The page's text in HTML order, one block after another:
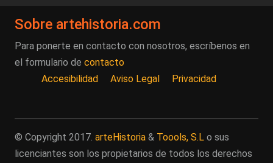
Sobre artehistoria.com
Para ponerte en contacto con nosotros, escríbenos en
el formulario de contacto
Accesibilidad
Aviso Legal Privacidad
© Copyright 2017. arteHistoria & Toools, S.L o sus
licenciantes son los propietarios de todos los derechos